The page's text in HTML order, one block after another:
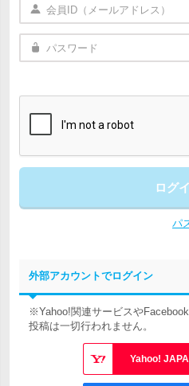
ログ
パ
外部アカウントでログイン
※Yahoo!関連サービスや
投稿は一切行われません。
Yahoo!